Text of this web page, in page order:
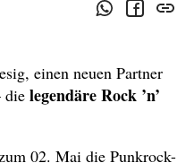
einen neuen Partner
die legendäre Rock ’n’
02. Mai die Punkrock-